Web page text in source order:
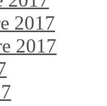
2017
2017